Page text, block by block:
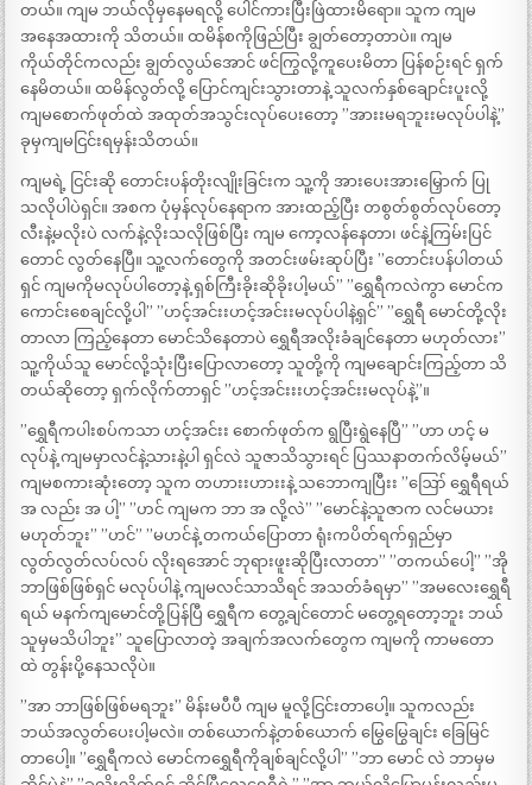
တယ်။ ကျမ ဘယ်လိုမှနေမရလို့ ပေါင်ကားပြီးဖြဲထားမိရော။ သူက ကျမ
အနေအထားကို သိတယ်။ ထမိန်စကို‌ဖြည်ပြီး ချွတ်တော့တာပဲ။ ကျမ
ကိုယ်တိုင်ကလည်း ချွတ်လွယ်အောင် ဖင်ကြွလို့ကူပေးမိတာ ပြန်စဉ်းရင် ရှက်
နေမိတယ်။ ထမိန်လွတ်လို့ ပြောင်ကျင်းသွားတာနဲ့ သူလက်နှစ်ချောင်းပူးလို့
ကျမစောက်ဖုတ်ထဲ အထုတ်အသွင်းလုပ်ပေးတော့ ”အားးမရဘူးးမလုပ်ပါနဲ့”
ခုမှကျမငြင်းရမှန်းသိတယ်။
ကျမရဲ့ ငြင်းဆို တောင်းပန်တိုးလျိုးခြင်းက သူ့ကို အားပေးအားမြှောက် ပြု
သလိုပါပဲရှင်။ အစက ပုံမှန်လုပ်နေရာက အားထည့်ပြီး တစွတ်စွတ်လုပ်တော့
လီးနဲ့မလိုးပဲ လက်နဲ့လိုးသလိုဖြစ်ပြီး ကျမ ကော့လန်နေတာ၊ ဖင်နဲ့ကြမ်းပြင်
တောင် လွတ်နေပြီ။ သူ့လက်တွေကို အတင်းဖမ်းဆုပ်ပြီး ”တောင်းပန်ပါတယ်
ရှင် ကျမကိုမလုပ်ပါတော့နဲ့ ရှစ်ကြီးခိုးဆိုခိုးပါ့မယ်” ”ရွှေရီကလဲကွာ မောင်က
ကောင်းစေချင်လို့ပါ” ”ဟင့်အင်းးဟင့်အင်းးမလုပ်ပါနဲ့ရှင်” ”ရွှေရီ မောင်တို့လိုး
တာလာ ကြည့်နေတာ မောင်သိနေတာပဲ ရွှေရီအလိုးခံချင်နေတာ မဟုတ်လား”
သူ့ကိုယ်သူ မောင်လို့သုံးပြီးပြောလာတော့ သူတို့ကို ကျမချောင်းကြည့်တာ သိ
တယ်ဆိုတော့ ရှက်လိုက်တာရှင် ”ဟင့်အင်းးးဟင့်အင်းးမလုပ်နဲ့”။
”ရွှေရီကပါးစပ်ကသာ ဟင့်အင်းး စောက်ဖုတ်က ရွပြီးရွဲနေပြီ” ”ဟာ ဟင့် မ
လုပ်နဲ့ ကျမမှာလင်နဲ့သားနဲ့ပါ ရှင်လဲ သူဇာသိသွားရင် ပြဿနာတက်လိမ့်မယ်”
ကျမစကားဆုံးတော့ သူက တဟားးဟားးနဲ့ သဘောကျပြီးး ”ဪ ရွှေရီရယ်
အ လည်း အ ပါ့” ”ဟင် ကျမက ဘာ အ လို့လဲ” ”မောင်နဲ့သူဇာက လင်မယား
မဟုတ်ဘူး” ”ဟင်” ”မဟင်နဲ့ တကယ်ပြောတာ ရုံးကပိတ်ရက်ရှည်မှာ
လွတ်လွတ်လပ်လပ် လိုးရအောင် ဘုရားဖူးဆိုပြီးလာတာ” ”တကယ်ပေါ့” ”အို
ဘာဖြစ်ဖြစ်ရှင် မလုပ်ပါနဲ့ ကျမလင်သာသိရင် အသတ်ခံရမှာ” ”အမလေးရွှေရီ
ရယ် မနက်ကျမောင်တို့ပြန်ပြီ ရွှေရီက တွေ့ချင်တောင် မတွေ့ရတော့ဘူး ဘယ်
သူမှမသိပါဘူး” သူပြောလာတဲ့ အချက်အလက်တွေက ကျမကို ကာမတော
ထဲ တွန်းပို့နေသလိုပဲ။
”အာ ဘာဖြစ်ဖြစ်မရဘူး” မိန်းမပီပီ ကျမ မူလို့ငြင်းတာပေါ့။ သူကလည်း
ဘယ်အလွတ်ပေးပါ့မလဲ။ တစ်ယောက်နဲ့တစ်ယောက် မြွေမြွေချင်း ခြေမြင်
တာပေါ့။ ”ရွှေရီကလဲ မောင်ကရွှေရီကိုချစ်ချင်လို့ပါ” ”ဘာ မောင် လဲ ဘာမှမ